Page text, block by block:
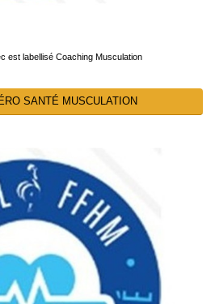
est labellisé Coaching Musculation
SANTÉ MUSCULATION